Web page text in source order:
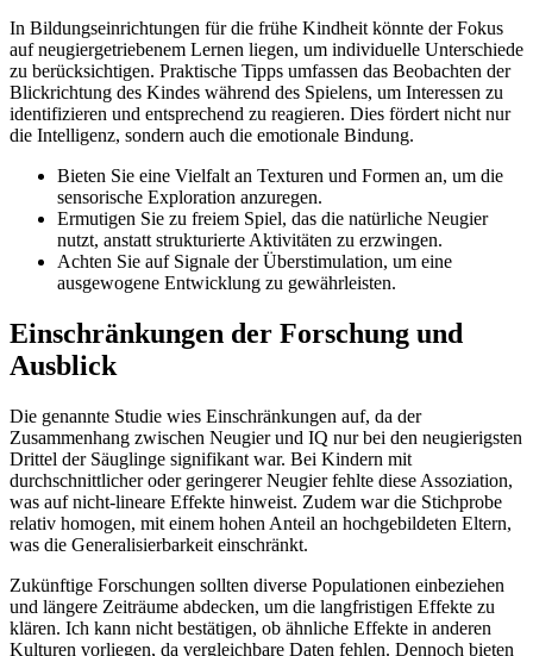
In Bildungseinrichtungen für die frühe Kindheit könnte der Fokus
auf neugiergetriebenem Lernen liegen, um individuelle Unterschiede
zu berücksichtigen. Praktische Tipps umfassen das Beobachten der
Blickrichtung des Kindes während des Spielens, um Interessen zu
identifizieren und entsprechend zu reagieren. Dies fördert nicht nur
die Intelligenz, sondern auch die emotionale Bindung.
Bieten Sie eine Vielfalt an Texturen und Formen an, um die
sensorische Exploration anzuregen.
Ermutigen Sie zu freiem Spiel, das die natürliche Neugier
nutzt, anstatt strukturierte Aktivitäten zu erzwingen.
Achten Sie auf Signale der Überstimulation, um eine
ausgewogene Entwicklung zu gewährleisten.
Einschränkungen der Forschung und
Ausblick
Die genannte Studie wies Einschränkungen auf, da der
Zusammenhang zwischen Neugier und IQ nur bei den neugierigsten
Drittel der Säuglinge signifikant war. Bei Kindern mit
durchschnittlicher oder geringerer Neugier fehlte diese Assoziation,
was auf nicht-lineare Effekte hinweist. Zudem war die Stichprobe
relativ homogen, mit einem hohen Anteil an hochgebildeten Eltern,
was die Generalisierbarkeit einschränkt.
Zukünftige Forschungen sollten diverse Populationen einbeziehen
und längere Zeiträume abdecken, um die langfristigen Effekte zu
klären. Ich kann nicht bestätigen, ob ähnliche Effekte in anderen
Kulturen vorliegen, da vergleichbare Daten fehlen. Dennoch bieten